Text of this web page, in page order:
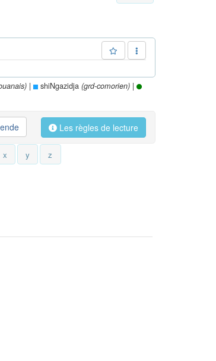
| shiNgazidja (grd-comorien) |
Les règles de lecture
x y z